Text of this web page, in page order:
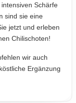
Schärfe
sind sie eine
jetzt und erleben
Chilischoten!
wir auch
köstliche Ergänzung